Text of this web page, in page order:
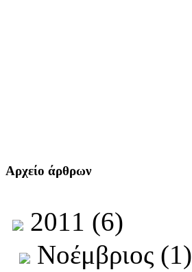
Αρχείο άρθρων
2011 (6)
Νοέμβριος (1)